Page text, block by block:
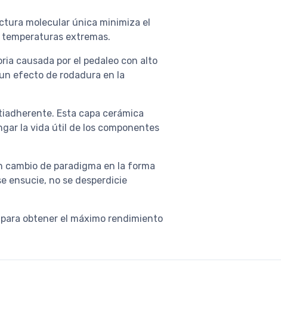
molecular única minimiza el
extremas.
causada por el pedaleo con alto
efecto de rodadura en la
Esta capa cerámica
la vida útil de los componentes
cambio de paradigma en la forma
ensucie, no se desperdicie
obtener el máximo rendimiento